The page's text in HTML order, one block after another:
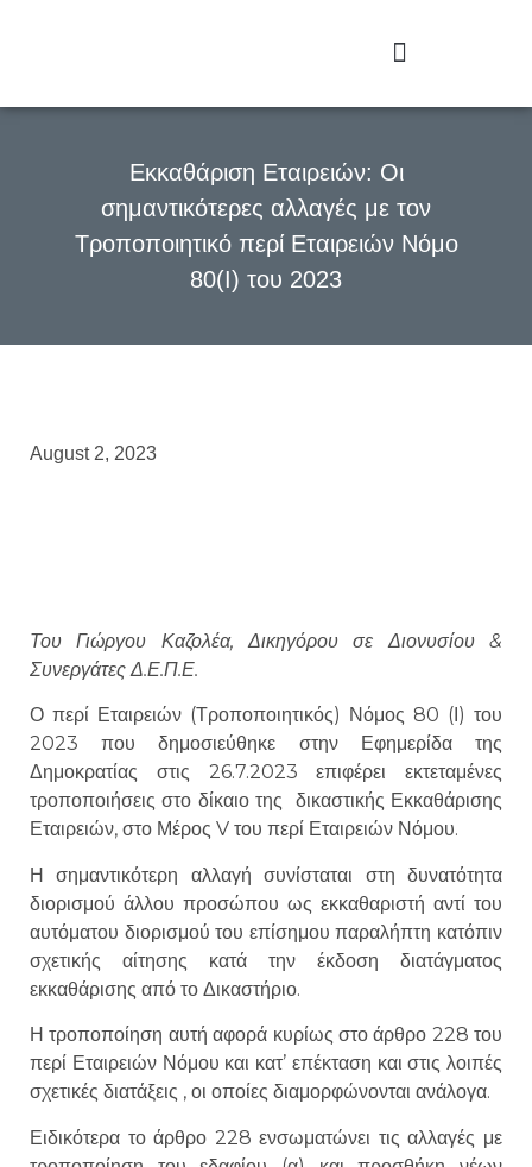
Εκκαθάριση Εταιρειών: Οι
σημαντικότερες αλλαγές με τον
Τροποποιητικό περί Εταιρειών Νόμο
80(Ι) του 2023
August 2, 2023
Του Γιώργου Καζολέα, Δικηγόρου σε Διονυσίου &
Συνεργάτες Δ.Ε.Π.Ε.
Ο περί Εταιρειών (Τροποποιητικός) Νόμος 80 (Ι) του
2023 που δημοσιεύθηκε στην Εφημερίδα της
Δημοκρατίας στις 26.7.2023 επιφέρει εκτεταμένες
τροποποιήσεις στο δίκαιο της δικαστικής Εκκαθάρισης
Εταιρειών, στο Μέρος V του περί Εταιρειών Νόμου.
Η σημαντικότερη αλλαγή συνίσταται στη δυνατότητα
διορισμού άλλου προσώπου ως εκκαθαριστή αντί του
αυτόματου διορισμού του επίσημου παραλήπτη κατόπιν
σχετικής αίτησης κατά την έκδοση διατάγματος
εκκαθάρισης από το Δικαστήριο.
Η τροποποίηση αυτή αφορά κυρίως στο άρθρο 228 του
περί Εταιρειών Νόμου και κατ’ επέκταση και στις λοιπές
σχετικές διατάξεις , οι οποίες διαμορφώνονται ανάλογα.
Ειδικότερα το άρθρο 228 ενσωματώνει τις αλλαγές με